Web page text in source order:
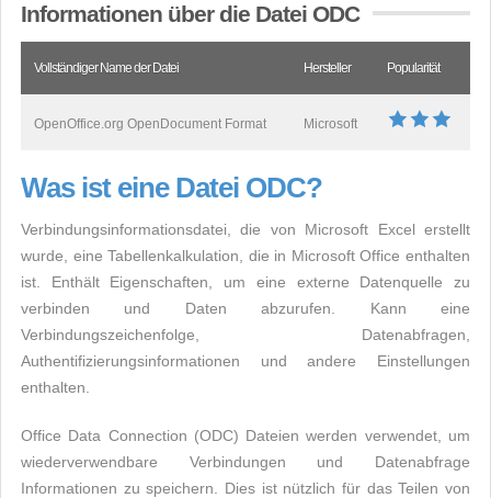
Informationen über die Datei ODC
Vollständiger Name der Datei Hersteller Popularität
OpenOffice.org OpenDocument Format Microsoft
Was ist eine Datei ODC?
Verbindungsinformationsdatei, die von Microsoft Excel erstellt
wurde, eine Tabellenkalkulation, die in Microsoft Office enthalten
ist. Enthält Eigenschaften, um eine externe Datenquelle zu
verbinden und Daten abzurufen. Kann eine
Verbindungszeichenfolge, Datenabfragen,
Authentifizierungsinformationen und andere Einstellungen
enthalten.
Office Data Connection (ODC) Dateien werden verwendet, um
wiederverwendbare Verbindungen und Datenabfrage
Informationen zu speichern. Dies ist nützlich für das Teilen von